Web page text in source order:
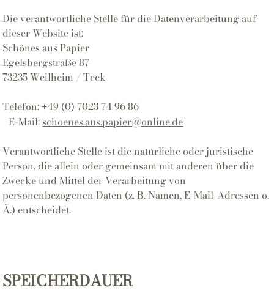
Die verantwortliche Stelle für die Datenverarbeitung auf
dieser Website ist:
Schönes aus Papier
Egelsbergstraße 87
73235 Weilheim / Teck
Telefon:+49 (0) 7023 74 96 86
E-Mail:schoenes.aus.papier@online.de
Verantwortliche Stelle ist die natürliche oder juristische
Person, die allein oder gemeinsam mit anderen über die
Zwecke und Mittel der Verarbeitung von
personenbezogenen Daten (z. B. Namen, E-Mail-Adressen o.
Ä.) entscheidet.
SPEICHERDAUER